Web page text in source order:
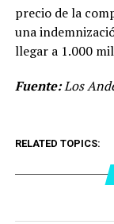
precio de la
una
llegar a 1.000
Fuente:Los
RELATED TOPICS: